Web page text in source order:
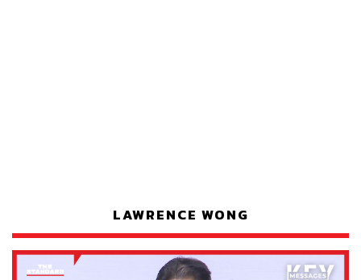
LAWRENCE WONG